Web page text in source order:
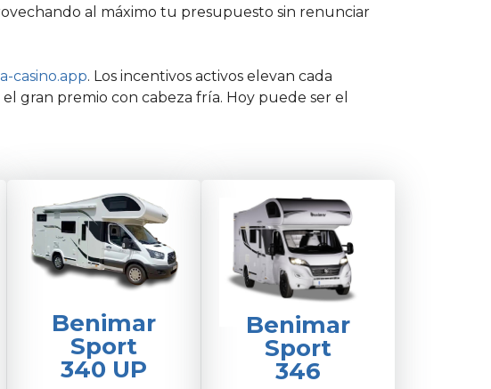
al máximo tu presupuesto sin renunciar
casino.app. Los incentivos activos elevan cada
gran premio con cabeza fría. Hoy puede ser el
Benimar
Sport
340 UP
Benimar
Sport
346